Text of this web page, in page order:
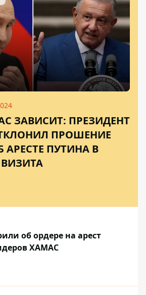
ЗАВИСИТ: ПРЕЗИДЕНТ
ПРОШЕНИЕ
ПУТИНА В
об ордере на арест
ХАМАС